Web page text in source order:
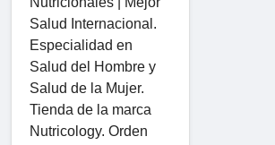
Salud Internacional.
Especialidad en
Salud del Hombre y
Salud de la Mujer.
Tienda de la marca
Nutricology. Orden